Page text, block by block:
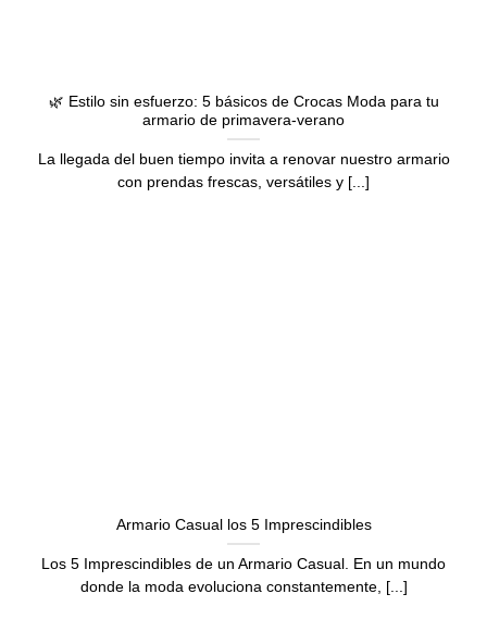
🌿 Estilo sin esfuerzo: 5 básicos de Crocas Moda para tu
armario de primavera-verano
La llegada del buen tiempo invita a renovar nuestro armario
con prendas frescas, versátiles y [...]
Armario Casual los 5 Imprescindibles
Los 5 Imprescindibles de un Armario Casual. En un mundo
donde la moda evoluciona constantemente, [...]